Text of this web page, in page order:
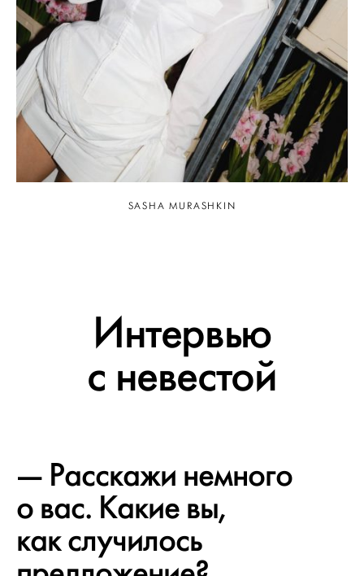
SASHA MURASHKIN
Интервью
с невестой
— Расскажи немного
о вас. Какие вы,
как случилось